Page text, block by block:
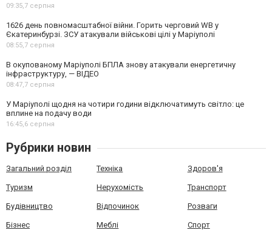
09:35,7 серпня
1626 день повномасштабної війни. Горить черговий WB у
Єкатеринбурзі. ЗСУ атакували військові цілі у Маріуполі
08:55,7 серпня
В окупованому Маріуполі БПЛА знову атакували енергетичну
інфраструктуру, — ВІДЕО
08:47,7 серпня
У Маріуполі щодня на чотири години відключатимуть світло: це
вплине на подачу води
16:45,6 серпня
Рубрики новин
Загальний розділ Техніка Здоров'я
Туризм Нерухомість Транспорт
Будівництво Відпочинок Розваги
Бізнес Меблі Спорт